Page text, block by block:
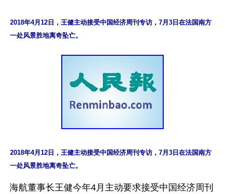
2018年4月12日，王健主动接受中国经济周刊专访，7月3日在法国南方
一处风景胜地离奇坠亡。
2018年4月12日，王健主动接受中国经济周刊专访，7月3日在法国南方
一处风景胜地离奇坠亡。
海航董事长王健今年4月主动要求接受中国经济周刊